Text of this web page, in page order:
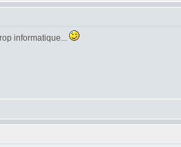
informatique...